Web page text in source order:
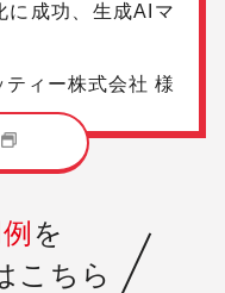
に成功、生成AIマ
ティー株式会社 様
を
こちら